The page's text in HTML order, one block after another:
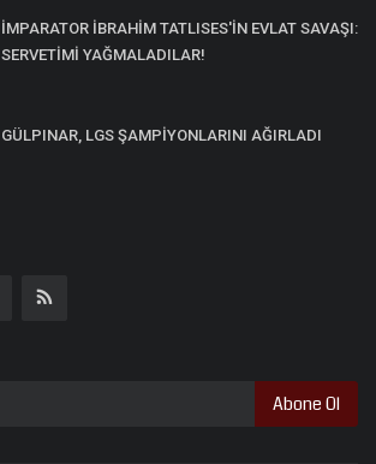
İMPARATOR İBRAHİM TATLISES'İN EVLAT SAVAŞI:
SERVETİMİ YAĞMALADILAR!
GÜLPINAR, LGS ŞAMPİYONLARINI AĞIRLADI
Abone Ol